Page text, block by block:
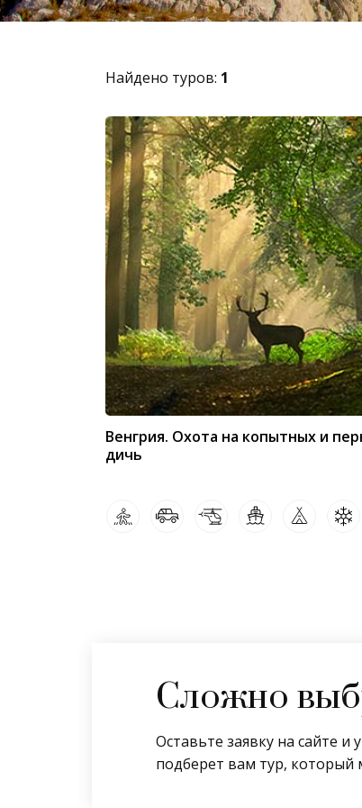
Найдено туров: 1
Венгрия. Охота на копытных и
дичь
Сложно
Оставьте заявку на сайте
подберет вам тур,